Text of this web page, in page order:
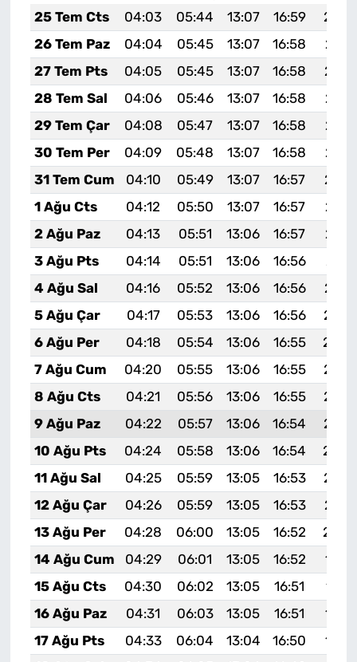
25 Tem Cts
04:03 05:44 13:07 16:59
26 Tem Paz
04:04 05:45 13:07 16:58
27 Tem Pts
04:05 05:45 13:07 16:58
28 Tem Sal
04:06 05:46 13:07 16:58
29 Tem Çar
04:08 05:47 13:07 16:58
30 Tem Per
04:09 05:48 13:07 16:58
31 Tem Cum
04:10 05:49 13:07 16:57
1 Ağu Cts
04:12 05:50 13:07 16:57
2 Ağu Paz
04:13 05:51 13:06 16:57
3 Ağu Pts
04:14 05:51 13:06 16:56
20:11
4 Ağu Sal
04:16 05:52 13:06 16:56
5 Ağu Çar
04:17 05:53 13:06 16:56
6 Ağu Per
04:18 05:54 13:06 16:55
7 Ağu Cum
04:20 05:55 13:06 16:55
8 Ağu Cts
04:21 05:56 13:06 16:55
9 Ağu Paz
04:22 05:57 13:06 16:54
10 Ağu Pts
04:24 05:58 13:06 16:54
11 Ağu Sal
04:25 05:59 13:05 16:53
12 Ağu Çar
04:26 05:59 13:05 16:53
13 Ağu Per
04:28 06:00 13:05 16:52
14 Ağu Cum
04:29 06:01 13:05 16:52
15 Ağu Cts
04:30 06:02 13:05 16:51
19:57
16 Ağu Paz
04:31 06:03 13:05 16:51
17 Ağu Pts
04:33 06:04 13:04 16:50